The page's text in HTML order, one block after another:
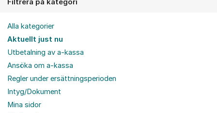
Filtrera på kategori
Alla kategorier
Aktuellt just nu
Utbetalning av a-kassa
Ansöka om a-kassa
Regler under ersättningsperioden
Intyg/Dokument
Mina sidor